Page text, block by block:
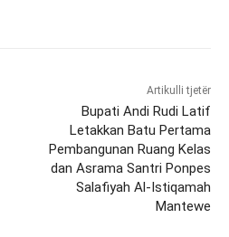
Artikulli tjetër
Bupati Andi Rudi Latif
Letakkan Batu Pertama
Pembangunan Ruang Kelas
dan Asrama Santri Ponpes
Salafiyah Al-Istiqamah
Mantewe